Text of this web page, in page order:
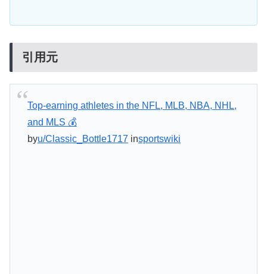
引用元
Top-earning athletes in the NFL, MLB, NBA, NHL,
and MLS 💰
byu/Classic_Bottle1717 insportswiki